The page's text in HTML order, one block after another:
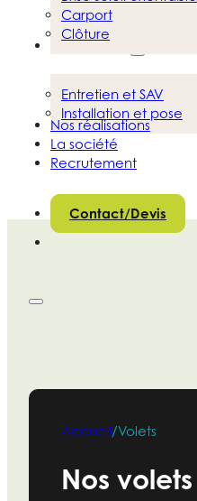
Carport
Clôture
Nos services
Entretien et SAV
Installation et pose
Nos réalisations
La société
Recrutement
Contact/Devis
Accueil/Volets
Nos volets